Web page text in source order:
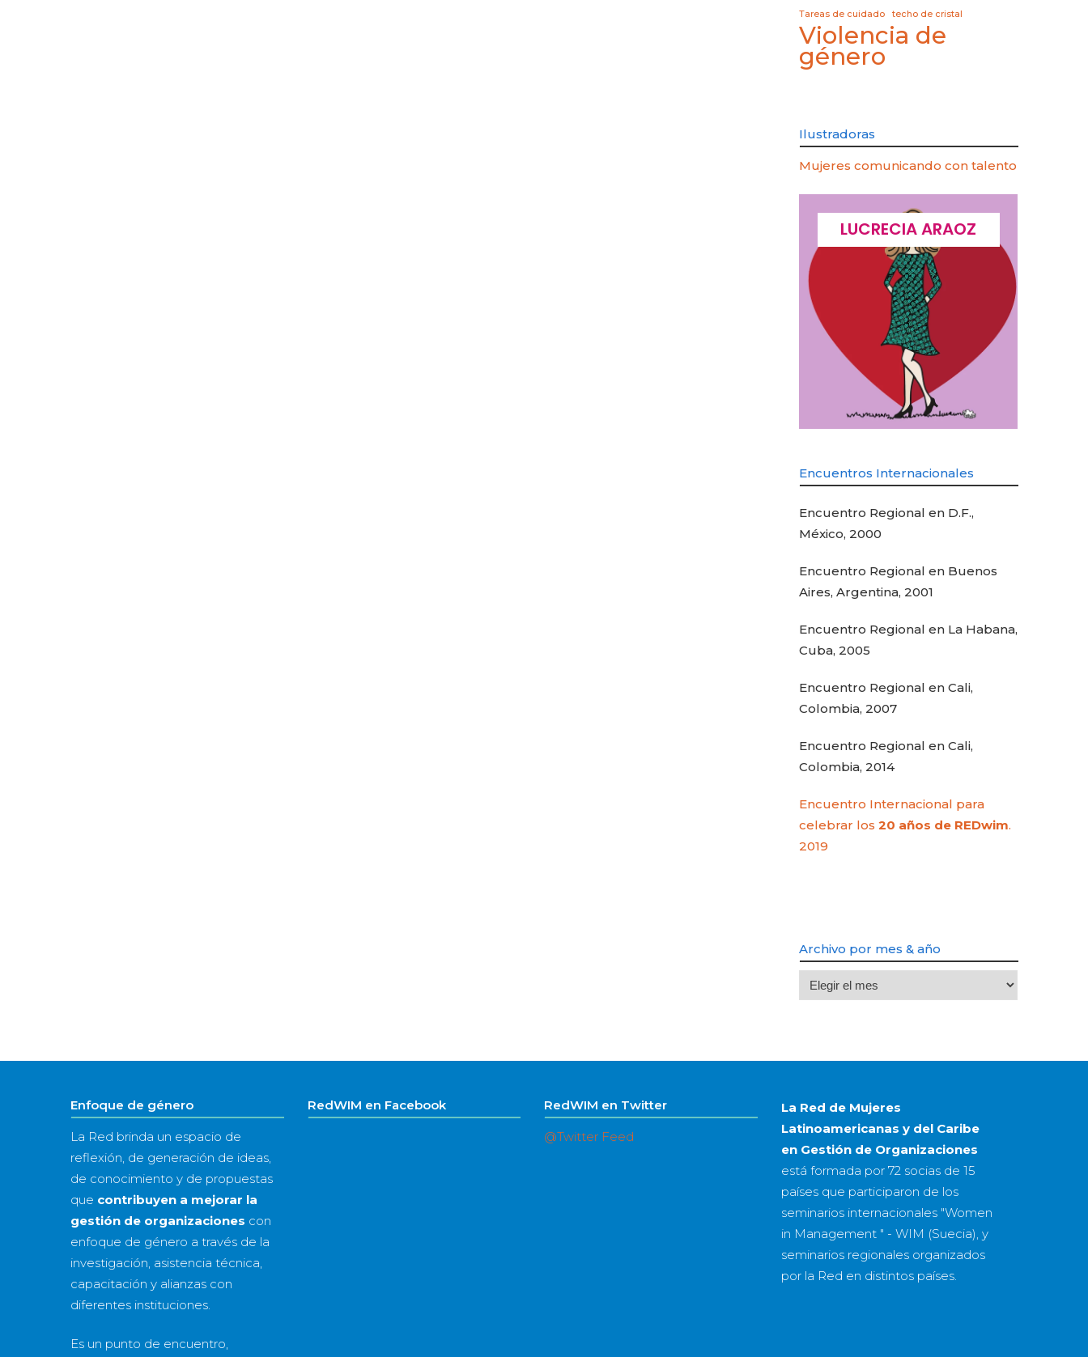
Tareas de cuidado techo de cristal
Violencia de
género
Ilustradoras
Mujeres comunicando con talento
LUCRECIA ARAOZ
Encuentros Internacionales
Encuentro Regional en D.F.,
México, 2000
Encuentro Regional en Buenos
Aires, Argentina, 2001
Encuentro Regional en La Habana,
Cuba, 2005
Encuentro Regional en Cali,
Colombia, 2007
Encuentro Regional en Cali,
Colombia, 2014
Encuentro Internacional para
celebrar los 20 años de REDwim.
2019
Archivo por mes & año
Archivo
por
año
Enfoque de género
La Red brinda un espacio de
reflexión, de generación de ideas,
de conocimiento y de propuestas
que contribuyen a mejorar la
gestión de organizaciones con
enfoque de género a través de la
investigación, asistencia técnica,
capacitación y alianzas con
diferentes instituciones.
Es un punto de encuentro,
RedWIM en Facebook RedWIM en Twitter
@Twitter Feed
La Red de Mujeres
Latinoamericanas y del Caribe
en Gestión de Organizaciones
está formada por 72 sociasde 15
paísesque participaron de los
seminarios internacionales "Women
in Management " - WIM (Suecia), y
seminarios regionales organizados
por la Red en distintos países.